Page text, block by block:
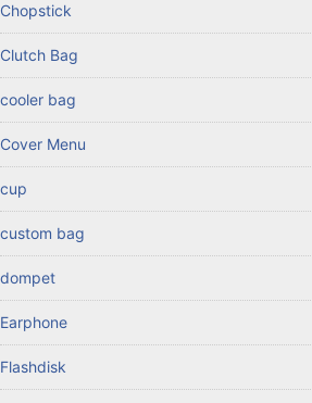
Chopstick
Clutch Bag
cooler bag
Cover Menu
cup
custom bag
dompet
Earphone
Flashdisk